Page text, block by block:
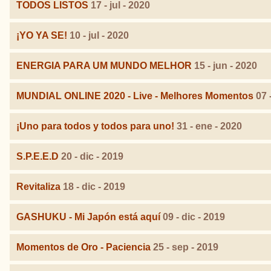
TODOS LISTOS 17 - jul - 2020
¡YO YA SE! 10 - jul - 2020
ENERGIA PARA UM MUNDO MELHOR 15 - jun - 2020
MUNDIAL ONLINE 2020 - Live - Melhores Momentos 07
¡Uno para todos y todos para uno! 31 - ene - 2020
S.P.E.E.D 20 - dic - 2019
Revitaliza 18 - dic - 2019
GASHUKU - Mi Japón está aquí 09 - dic - 2019
Momentos de Oro - Paciencia 25 - sep - 2019